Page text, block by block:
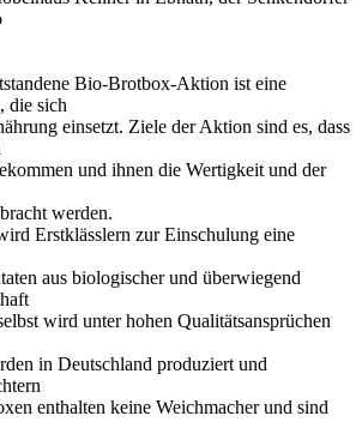
Bio-Brotbox-Aktion ist eine
die sich
einsetzt. Ziele der Aktion sind es, dass
und ihnen die Wertigkeit und der
werden.
Erstklässlern zur Einschulung eine
aus biologischer und überwiegend
wird unter hohen Qualitätsansprüchen
in Deutschland produziert und
enthalten keine Weichmacher und sind